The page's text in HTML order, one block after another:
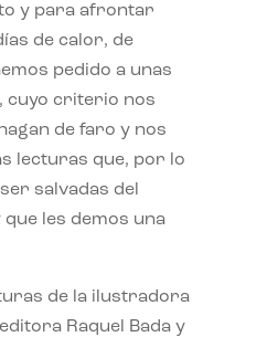
y para afrontar
de calor, de
pedido a unas
cuyo criterio nos
de faro y nos
lecturas que, por lo
salvadas del
les demos una
de la ilustradora
Raquel Bada y